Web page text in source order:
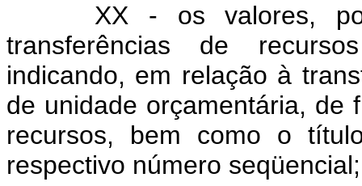
XX - os valores,
transferências de
indicando, em relação à
de unidade orçamentária, de
recursos, bem como o
respectivo número seqüencial;